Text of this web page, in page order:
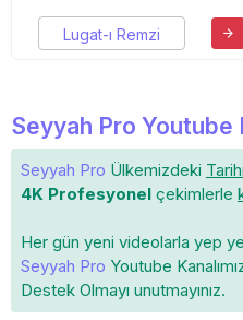
Lugat-ı Remzi
Seyyah Pro Youtube
Seyyah Pro Ülkemizdeki
4K Profesyonel çekimlerle
Her gün yeni videolarla yep
Seyyah Pro Youtube
Destek Olmayı unutmayınız.